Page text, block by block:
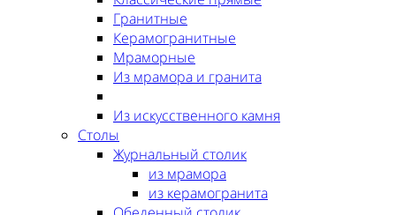
Гранитные
Керамогранитные
Мраморные
Из мрамора и гранита
Из искусственного камня
Столы
Журнальный столик
из мрамора
из керамогранита